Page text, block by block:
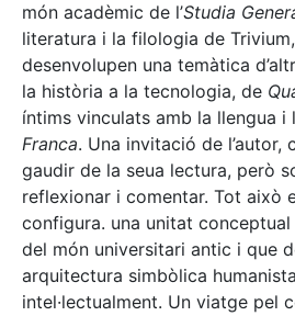
món acadèmic de l’Studia
literatura i la filologia de
desenvolupen una temàtica
la història a la tecnologia, de
íntims vinculats amb la llengua i
Franca. Una invitació de l’autor,
gaudir de la seua lectura, però
reflexionar i comentar. Tot això
configura. una unitat
del món universitari antic i que
arquitectura simbòlica
intel·lectualment. Un viatge pel